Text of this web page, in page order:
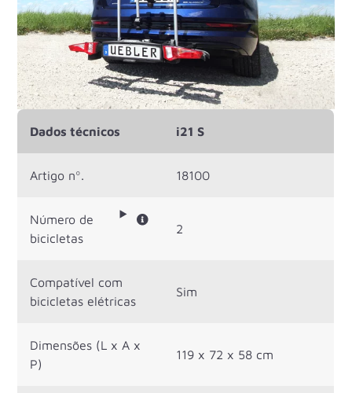
Dados técnicos i21 S
Artigo nº. 18100
Número de
bicicletas
2
Compatível com
bicicletas elétricas
Sim
Dimensões (L x A x
P)
119 x 72 x 58 cm